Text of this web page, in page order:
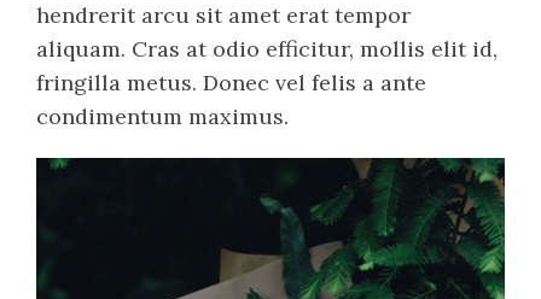
hendrerit arcu sit amet erat tempor
aliquam. Cras at odio efficitur, mollis elit id,
fringilla metus. Donec vel felis a ante
condimentum maximus.